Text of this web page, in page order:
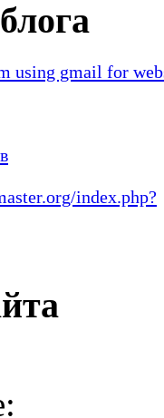
using gmail for
index.php?